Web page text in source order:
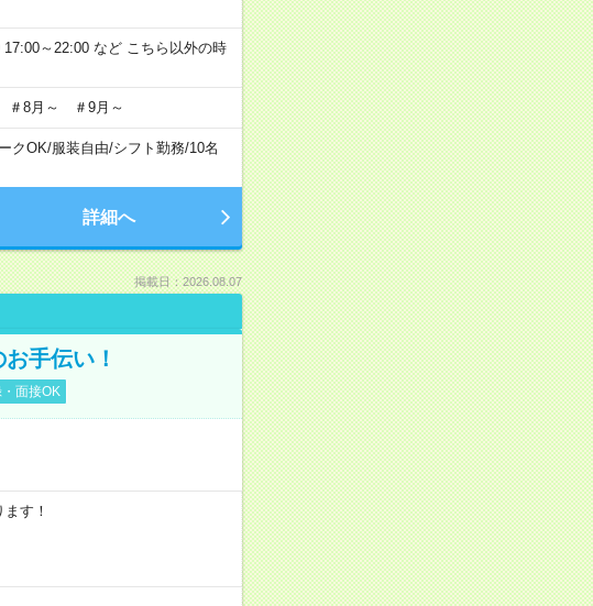
～22:00 など こちら以外の時
＃8月～ ＃9月～
クOK/服装自由/シフト勤務/10名
詳細へ
掲載日：2026.08.07
手伝い！
面接OK
す！